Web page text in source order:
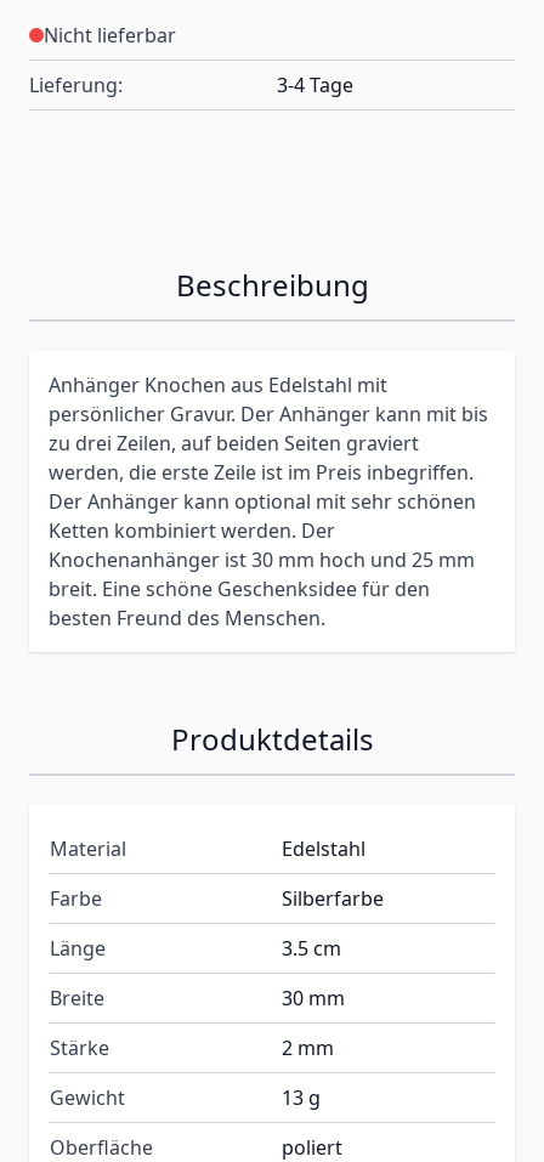
Nicht lieferbar
Lieferung:
3-4 Tage
Beschreibung
Anhänger Knochen aus Edelstahl mit
persönlicher Gravur. Der Anhänger kann mit bis
zu drei Zeilen, auf beiden Seiten graviert
werden, die erste Zeile ist im Preis inbegriffen.
Der Anhänger kann optional mit sehr schönen
Ketten kombiniert werden. Der
Knochenanhänger ist 30 mm hoch und 25 mm
breit. Eine schöne Geschenksidee für den
besten Freund des Menschen.
Produktdetails
Material
Edelstahl
Farbe
Silberfarbe
Länge
3.5 cm
Breite
30 mm
Stärke
2 mm
Gewicht
13 g
Oberfläche
poliert